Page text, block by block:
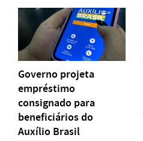
Governo projeta
empréstimo
consignado para
beneficiários do
Auxílio Brasil